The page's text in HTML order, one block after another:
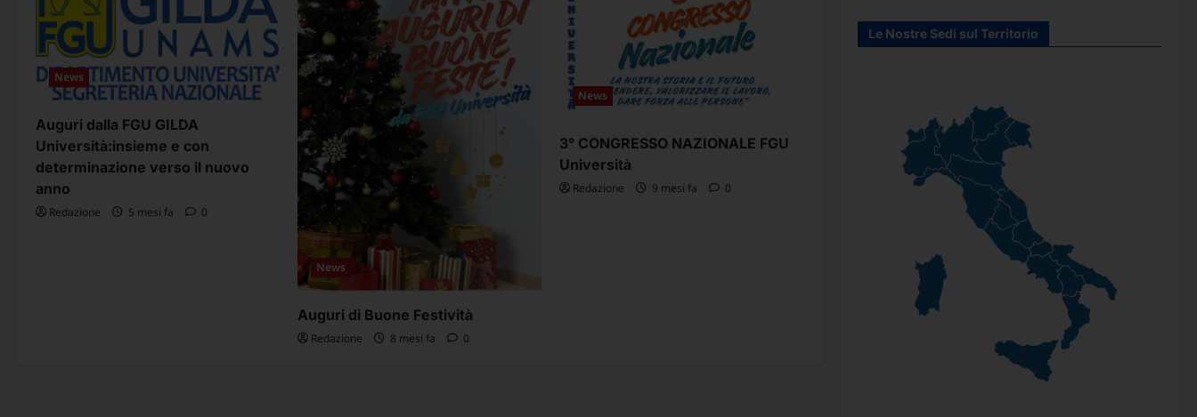
o
n
e
r
t
i
News
Auguri dalla FGU GILDA
Università:insieme e con
determinazione verso il nuovo
anno
Redazione 5 mesi fa 0
News
Auguri di Buone Festività
Redazione 8 mesi fa 0
News
3° CONGRESSO NAZIONALE FGU
Università
Redazione 9 mesi fa 0
Le Nostre Sedi sul Territorio